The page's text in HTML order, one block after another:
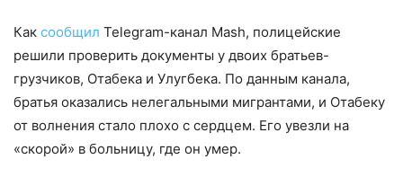
Как сообщил Telegram-канал Mash, полицейские
решили проверить документы у двоих братьев-
грузчиков, Отабека и Улугбека. По данным канала,
братья оказались нелегальными мигрантами, и Отабеку
от волнения стало плохо с сердцем. Его увезли на
«скорой» в больницу, где он умер.